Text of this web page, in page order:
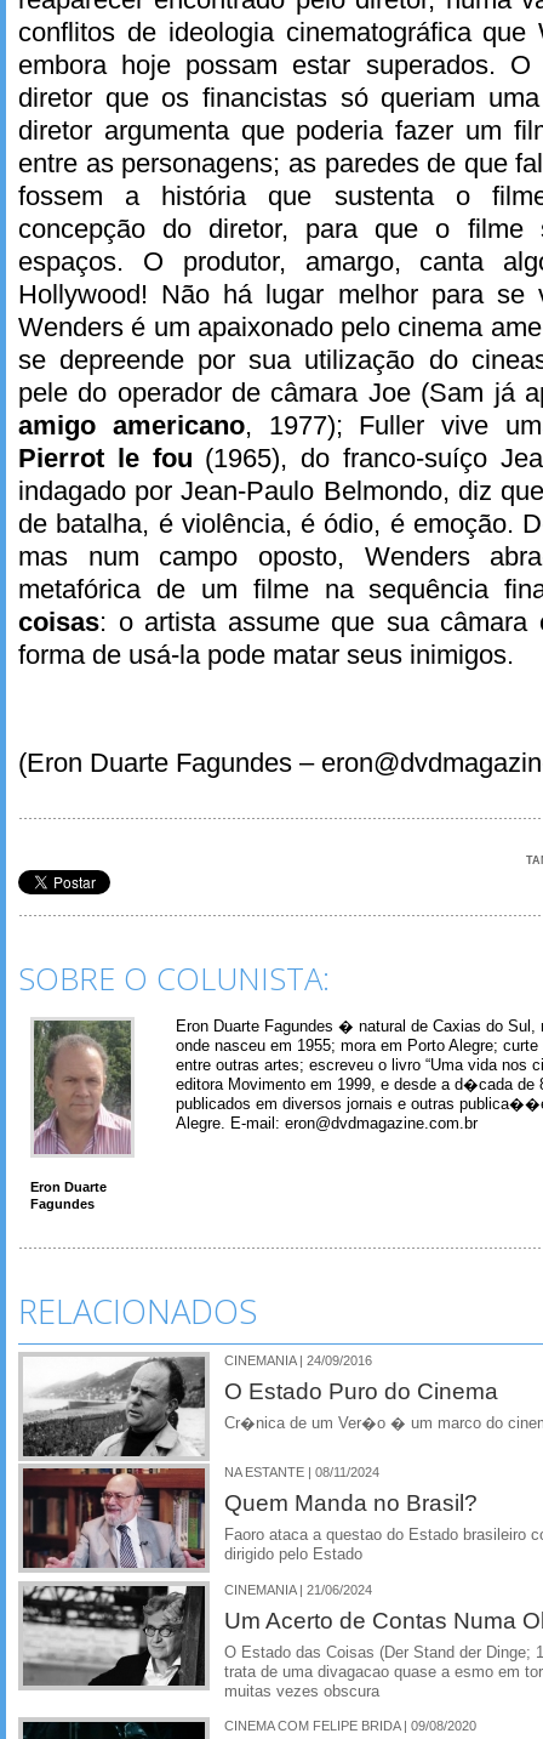
conflitos de ideologia cinematográfica que
embora hoje possam estar superados.
diretor que os financistas só queriam
diretor argumenta que poderia fazer um
entre as personagens; as paredes de que
fossem a história que sustenta o
concepção do diretor, para que o
espaços. O produtor, amargo, canta
Hollywood! Não há lugar melhor para se
Wenders é um apaixonado pelo cinema
se depreende por sua utilização do
pele do operador de câmara Joe (Sam já
amigo americano, 1977); Fuller vive
Pierrot le fou (1965), do franco-suíço
indagado por Jean-Paulo Belmondo, diz
de batalha, é violência, é ódio, é emoção.
mas num campo oposto, Wenders
metafórica de um filme na sequência
coisas: o artista assume que sua
forma de usá-la pode matar seus inimigos.
(Eron Duarte Fagundes –
SOBRE O COLUNISTA:
Eron Duarte
Fagundes
Eron Duarte Fagundes � natural de Caxias do Sul,
onde nasceu em 1955; mora em Porto Alegre;
entre outras artes; escreveu o livro “Uma vida nos
editora Movimento em 1999, e desde a d�cada de
publicados em diversos jornais e outras
Alegre. E-mail: eron@dvdmagazine.com.br
RELACIONADOS
CINEMANIA | 24/09/2016
O Estado Puro do Cinema
Cr�nica de um Ver�o � um marco do
NA ESTANTE | 08/11/2024
Quem Manda no Brasil?
Faoro ataca a questao do Estado brasileiro
dirigido pelo Estado
CINEMANIA | 21/06/2024
Um Acerto de Contas Numa
O Estado das Coisas (Der Stand der Dinge;
trata de uma divagacao quase a esmo em
muitas vezes obscura
CINEMA COM FELIPE BRIDA | 09/08/2020